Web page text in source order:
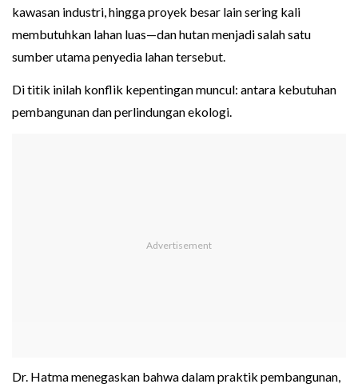
kawasan industri, hingga proyek besar lain sering kali
membutuhkan lahan luas—dan hutan menjadi salah satu
sumber utama penyedia lahan tersebut.
Di titik inilah konflik kepentingan muncul: antara kebutuhan
pembangunan dan perlindungan ekologi.
Dr. Hatma menegaskan bahwa dalam praktik pembangunan,